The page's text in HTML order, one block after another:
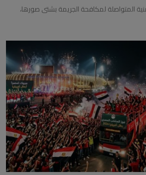
المتواصلة لمكافحة الجريمة بشتى صورها،